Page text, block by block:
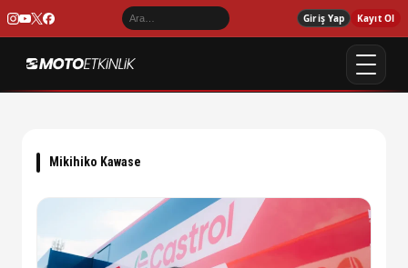
Giriş Yap Kayıt Ol
Mikihiko Kawase